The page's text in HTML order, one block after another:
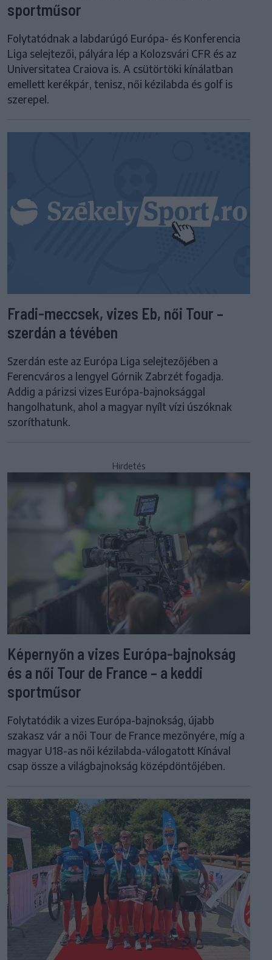
sportműsor
Folytatódnak a labdarúgó Európa- és Konferencia
Liga selejtezői, pályára lép a Kolozsvári CFR és az
Universitatea Craiova is. A csütörtöki kínálatban
emellett kerékpár, tenisz, női kézilabda és golf is
szerepel.
Fradi-meccsek, vizes Eb, női Tour –
szerdán a tévében
Szerdán este az Európa Liga selejtezőjében a
Ferencváros a lengyel Górnik Zabrzét fogadja.
Addig a párizsi vizes Európa-bajnoksággal
hangolhatunk, ahol a magyar nyílt vízi úszóknak
szoríthatunk.
Hirdetés
Képernyőn a vizes Európa-bajnokság
és a női Tour de France – a keddi
sportműsor
Folytatódik a vizes Európa-bajnokság, újabb
szakasz vár a női Tour de France mezőnyére, míg a
magyar U18-as női kézilabda-válogatott Kínával
csap össze a világbajnokság középdöntőjében.